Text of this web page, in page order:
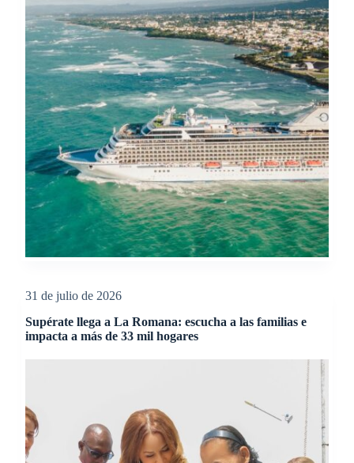
31 de julio de 2026
Supérate llega a La Romana: escucha a las familias e
impacta a más de 33 mil hogares